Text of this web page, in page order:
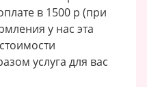
в 1500 р (при
у нас эта
услуга для вас